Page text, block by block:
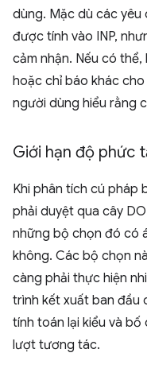
dùng. Mặc dù các yêu
được tính vào INP,
cảm nhận. Nếu có
hoặc chỉ báo khác
người dùng hiểu rằng
Giới hạn độ phức
Khi phân tích cú pháp
phải duyệt qua cây
những bộ chọn đó có
không. Các bộ chọn
càng phải thực hiện
trình kết xuất ban đầu
tính toán lại kiểu và
lượt tương tác.